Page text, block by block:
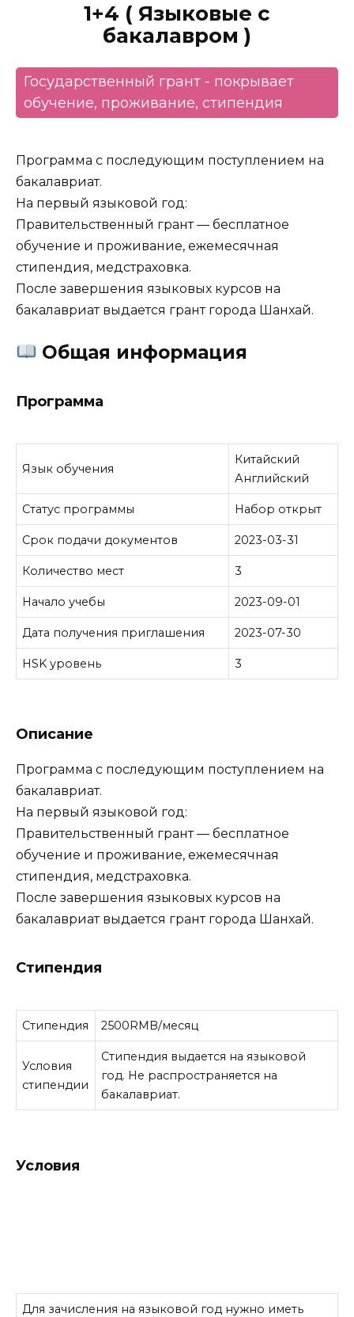
1+4 ( Языковые с
бакалавром )
Государственный грант - покрывает
обучение, проживание, стипендия
Программа с последующим поступлением на
бакалавриат.
На первый языковой год:
Правительственный грант — бесплатное
обучение и проживание, ежемесячная
стипендия, медстраховка.
После завершения языковых курсов на
бакалавриат выдается грант города Шанхай.
Общая информация
Программа
Язык обучения
Китайский
Английский
Статус программы Набор открыт
Срок подачи документов 2023-03-31
Количество мест 3
Начало учебы 2023-09-01
Дата получения приглашения 2023-07-30
HSK уровень 3
Описание
Программа с последующим поступлением на
бакалавриат.
На первый языковой год:
Правительственный грант — бесплатное
обучение и проживание, ежемесячная
стипендия, медстраховка.
После завершения языковых курсов на
бакалавриат выдается грант города Шанхай.
Стипендия
Стипендия 2500RMB/месяц
Условия
стипендии
Стипендия выдается на языковой
год. Не распространяется на
бакалавриат.
Условия
Для зачисления на языковой год нужно иметь